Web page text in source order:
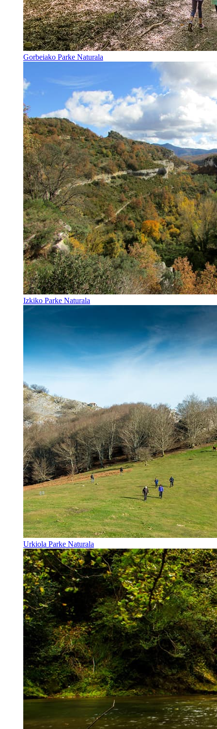
Gorbeiako Parke Naturala
Izkiko Parke Naturala
Urkiola Parke Naturala